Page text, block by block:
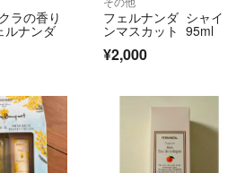
ラの香り
ルナンダ
フェルナンダ シャイ
ンマスカット 95ml
¥2,000